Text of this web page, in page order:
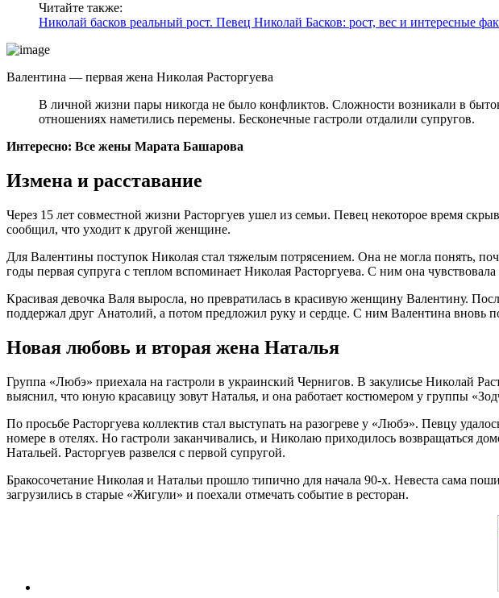
Читайте также:
Николай басков реальный рост. Певец Николай Басков: рост, вес и интересные
Валентина — первая жена Николая Расторгуева
В личной жизни пары никогда не было конфликтов. Сложности возникали в
отношениях наметились перемены. Бесконечные гастроли отдалили супругов.
Интересно: Все жены Марата Башарова
Измена и расставание
Через 15 лет совместной жизни Расторгуев ушел из семьи. Певец некоторое время
сообщил, что уходит к другой женщине.
Для Валентины поступок Николая стал тяжелым потрясением. Она не могла понять,
годы первая супруга с теплом вспоминает Николая Расторгуева. С ним она
Красивая девочка Валя выросла, но превратилась в красивую женщину Валентину.
поддержал друг Анатолий, а потом предложил руку и сердце. С ним Валентина вновь
Новая любовь и вторая жена Наталья
Группа «Любэ» приехала на гастроли в украинский Чернигов. В закулисье Николай
выяснил, что юную красавицу зовут Наталья, и она работает костюмером у группы
По просьбе Расторгуева коллектив стал выступать на разогреве у «Любэ». Певцу
номере в отелях. Но гастроли заканчивались, и Николаю приходилось возвращаться
Натальей. Расторгуев развелся с первой супругой.
Бракосочетание Николая и Натальи прошло типично для начала 90-х. Невеста сама
загрузились в старые «Жигули» и поехали отмечать событие в ресторан.